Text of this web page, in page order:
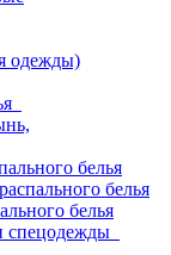
одежды)
белья
белья
белья
спецодежды